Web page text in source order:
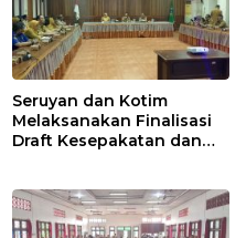
Seruyan dan Kotim
Melaksanakan Finalisasi
Draft Kesepakatan dan